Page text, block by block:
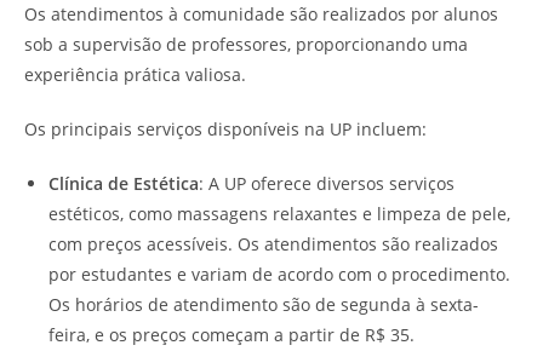
Os atendimentos à comunidade são realizados por alunos
sob a supervisão de professores, proporcionando uma
experiência prática valiosa.
Os principais serviços disponíveis na UP incluem:
Clínica de Estética: A UP oferece diversos serviços
estéticos, como massagens relaxantes e limpeza de pele,
com preços acessíveis. Os atendimentos são realizados
por estudantes e variam de acordo com o procedimento.
Os horários de atendimento são de segunda à sexta-
feira, e os preços começam a partir de R$ 35.